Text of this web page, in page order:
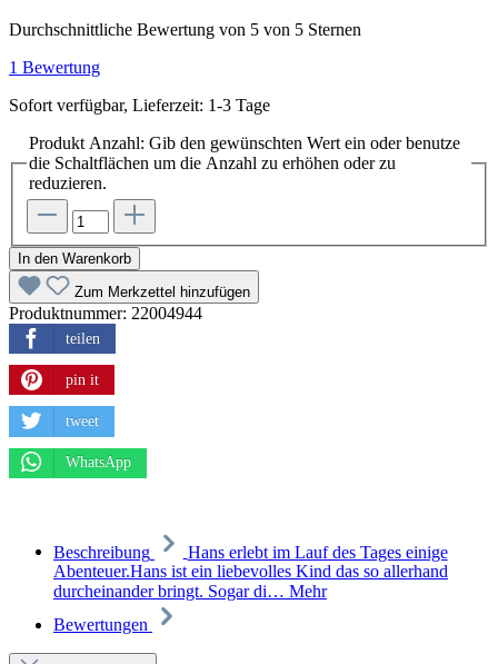
Durchschnittliche Bewertung von 5 von 5 Sternen
1 Bewertung
Sofort verfügbar, Lieferzeit: 1-3 Tage
Produkt Anzahl: Gib den gewünschten Wert ein oder benutze
die Schaltflächen um die Anzahl zu erhöhen oder zu
reduzieren.
In den Warenkorb
Zum Merkzettel hinzufügen
Produktnummer: 22004944
teilen
pin it
tweet
WhatsApp
Beschreibung
Hans erlebt im Lauf des Tages einige
Abenteuer.Hans ist ein liebevolles Kind das so allerhand
durcheinander bringt. Sogar di… Mehr
Bewertungen